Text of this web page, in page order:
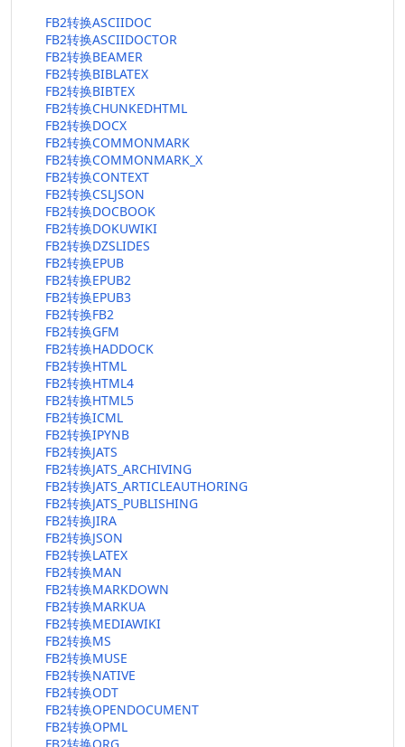
FB2转换ASCIIDOC
FB2转换ASCIIDOCTOR
FB2转换BEAMER
FB2转换BIBLATEX
FB2转换BIBTEX
FB2转换CHUNKEDHTML
FB2转换DOCX
FB2转换COMMONMARK
FB2转换COMMONMARK_X
FB2转换CONTEXT
FB2转换CSLJSON
FB2转换DOCBOOK
FB2转换DOKUWIKI
FB2转换DZSLIDES
FB2转换EPUB
FB2转换EPUB2
FB2转换EPUB3
FB2转换FB2
FB2转换GFM
FB2转换HADDOCK
FB2转换HTML
FB2转换HTML4
FB2转换HTML5
FB2转换ICML
FB2转换IPYNB
FB2转换JATS
FB2转换JATS_ARCHIVING
FB2转换JATS_ARTICLEAUTHORING
FB2转换JATS_PUBLISHING
FB2转换JIRA
FB2转换JSON
FB2转换LATEX
FB2转换MAN
FB2转换MARKDOWN
FB2转换MARKUA
FB2转换MEDIAWIKI
FB2转换MS
FB2转换MUSE
FB2转换NATIVE
FB2转换ODT
FB2转换OPENDOCUMENT
FB2转换OPML